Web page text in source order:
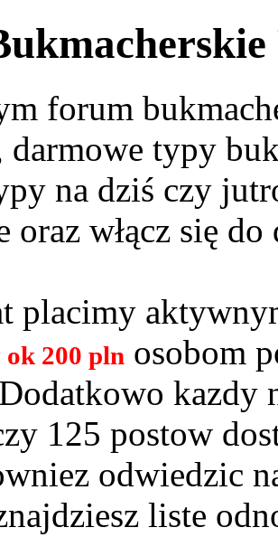
forum
darmowe typy
na dziś czy
oraz włącz się
placimy
200 pln osobom
125 postow
odwiedzic
liste